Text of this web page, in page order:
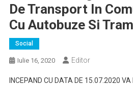
De Transport In
Cu Autobuze Si
Social
Iulie 16, 2020 Editor
INCEPAND CU DATA DE 15.07.2020 VA